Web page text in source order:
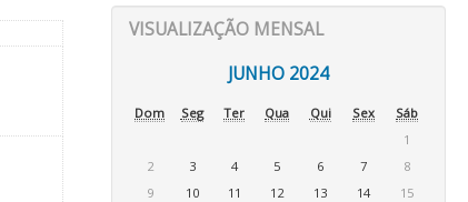
VISUALIZAÇÃO MENSAL
JUNHO 2024
Dom Seg Ter Qua Qui Sex
Sáb
1
2
3 4 5 6 7
8
9
10 11 12 13 14
15